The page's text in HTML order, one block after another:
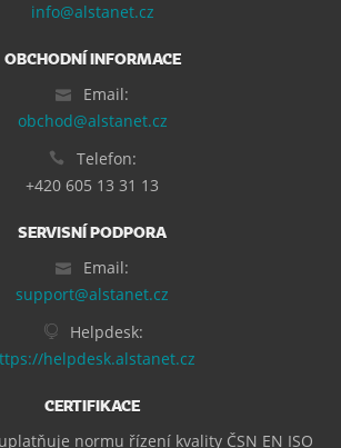
info@alstanet.cz
OBCHODNÍ INFORMACE
Email:
obchod@alstanet.cz
Telefon:
+420 605 13 31 13
SERVISNÍ PODPORA
Email:
support@alstanet.cz
Helpdesk:
helpdesk.alstanet.cz
CERTIFIKACE
normu řízení kvality ČSN EN ISO